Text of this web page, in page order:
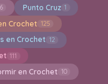
Punto Cruz 1
Crochet 125
en Crochet 12
111
en Crochet 10